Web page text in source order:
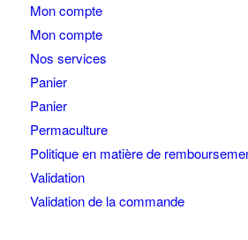
Mon compte
Mon compte
Nos services
Panier
Panier
Permaculture
Politique en matière de
Validation
Validation de la commande